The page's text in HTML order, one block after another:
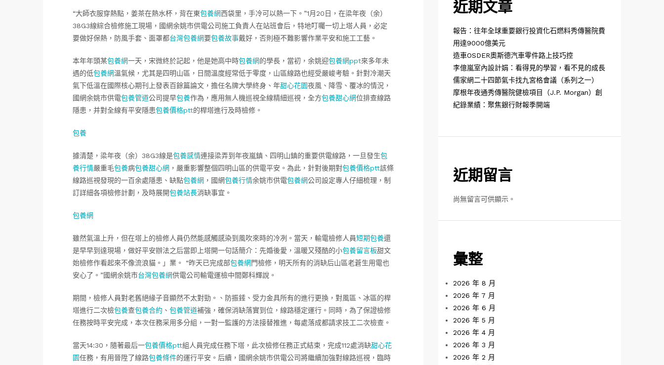
“大師衣服穿熱點，姜茶在熱水杯，背在東包養網西袋里，手冷可以熱一下。”1月20日，在梁年夜（余）
38G3線綜合檢修施工現場，國網余姚市供電公司施工負責人在站班會后，特地叮囑一切上塔人員，必定
要做好保熱，防風手套、面罩都台灣包養網要包養故事戴好，否則極不難影響作業平安和施工工藝。
本年年頭某包養網一天，宋微終於記起，他是她高中時包養網的學長，當初，余姚迎包養網ppt來多年未
遇的低包養網溫氣候，尤其是四明山區，日間溫度經常低于零度，山區線路也經受嚴峻考驗。針對冷潮天
氣下低溫在國際核心期刊上發表百餘篇論文，擔任名牌大學終身、年甜心花園夜風、降雪、覆冰的情況，
國網余姚市供電包養管道公司提早包養作為，應用無人機巡視全線精細巡視，全方包養甜心網位排查線路
隱患，并對全線有平安隱患包養價格ptt的桿塔進行及時檢修。
包養
據清楚，梁年夜（余）38G3線是包養感情連接梁弄到年夜嵐鎮、四明山鎮的重要供電線路，一旦發生包
養行情嚴重毛包養病包養甜心網 ，嚴重影響整個四明山區的供電平安。為此，針對後期對包養價格ptt該條
線路巡視發現的一百余處隱患、缺點包養網 ，國網包養行情余姚市供電包養網公司設定專人仔細梳理，制
訂詳細各項檢修計劃，及時展開包養站長消缺事宜。
包養網
雖然氣溫上升，但在塔上的檢修人員仍然能感觸感染到風吹來時的冷冽。當天，輸電檢修人員短期包養還
是早早到達現場，做好平安辦法之后當即上塔開一句話簡介：先婚後愛，溫暖又殘酷的小包養留言板甜文
始檢修作看起來不像流浪貓。」業。 “昨天已完成部包養網門檢修，明天所有的消缺后山區老蒼生用電也
安心了。”國網余姚市台灣包養網供電公司輸電運檢中間鄭科輝說。
期間，檢修人員對老舊絕緣子音顯然不太對勁。、防振錘、受力金具所有的進行更換，對風區、冰區的桿
塔進行二次檢包養查包養合約 、 包養管道補強，確保消缺落實到位，線路穩定運行。同時，為了保證檢修
任務按時平安完成，本次任務采用多分組，一對一監護的方法接替推進，每處落成都請求技工二次檢查。
當天14:30，隨著最后一包養價格ptt組人員完成任務下塔，此次檢修任務正式結束，完成112處消缺甜心花
園任務，有用晉陞了線路包養條件的運行平安。后續，國網余姚市供電公司將繼續加強對線路巡視，臨時
近期文章
報告：往年全球重要銀行投資化石燃料秀傳醫院費
用達9000億美元
造車OSDER奧斯德汽車零件路上技巧控
李億嵐室內設計娟：看得見的學習，看不見的成長
儒家網二十四節氣卡找九宮格會議（系列之一）
摩根年夜通秀傳醫院健檢項目（J.P. Morgan）創
紀錄業績：聚焦銀行財報季開端
近期留言
尚無留言可供顯示。
彙整
2026 年 8 月
2026 年 7 月
2026 年 6 月
2026 年 5 月
2026 年 4 月
2026 年 3 月
2026 年 2 月